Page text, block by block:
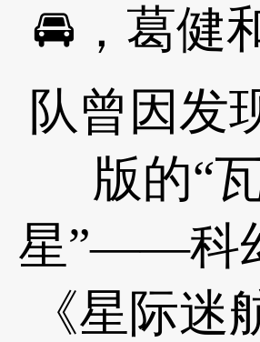
🚘，葛健
队曾因发
版的“
星”——科
《星际迷